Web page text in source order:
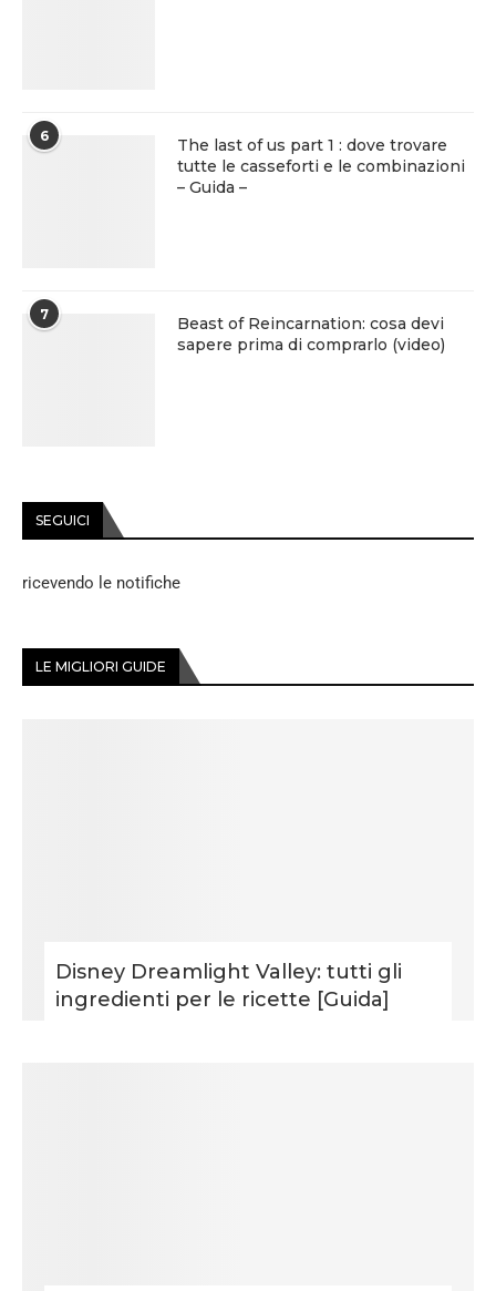
6
The last of us part 1 : dove trovare
tutte le casseforti e le combinazioni
– Guida –
7
Beast of Reincarnation: cosa devi
sapere prima di comprarlo (video)
SEGUICI
ricevendo le notifiche
LE MIGLIORI GUIDE
Disney Dreamlight Valley: tutti gli
ingredienti per le ricette [Guida]